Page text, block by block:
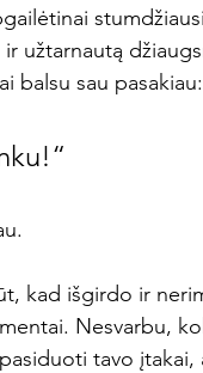
užtarnautą
balsu sau pasakiau:
kad išgirdo ir
Nesvarbu,
tavo